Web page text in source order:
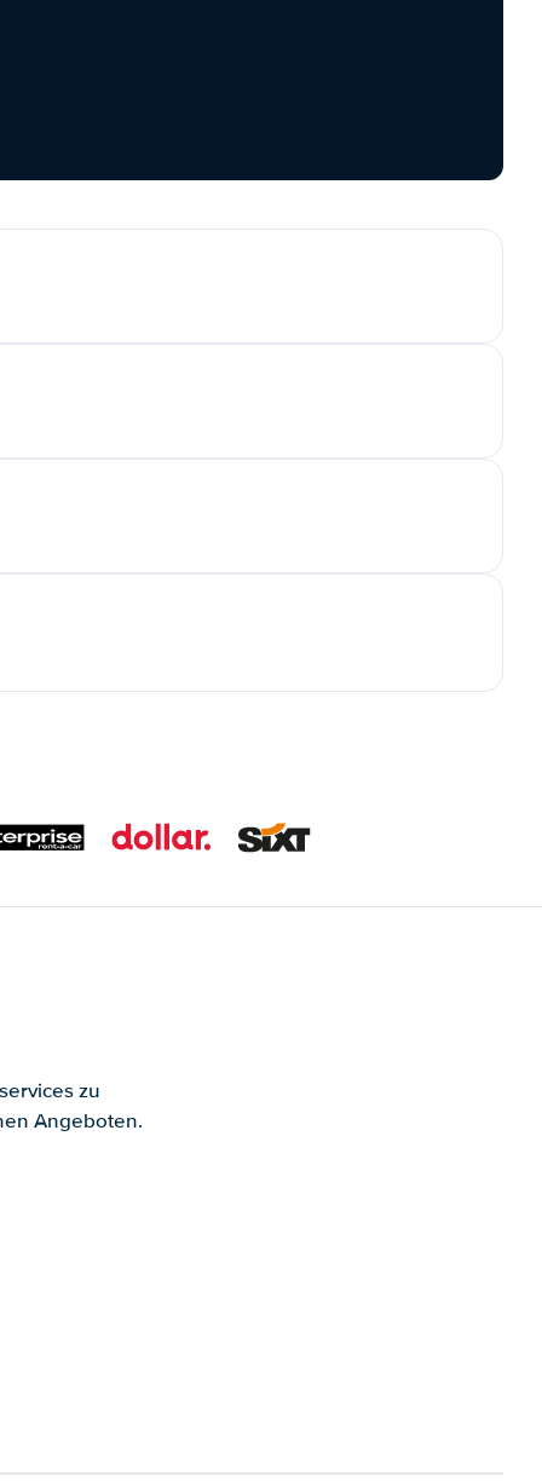
zu
Angeboten.